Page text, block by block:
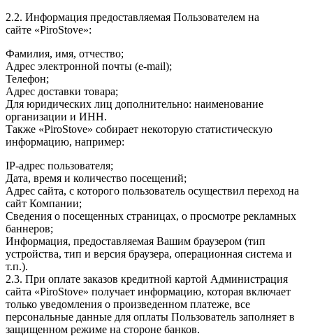
2.2. Информация предоставляемая Пользователем на
сайте «PiroStove»:
Фамилия, имя, отчество;
Адрес электронной почты (e-mail);
Телефон;
Адрес доставки товара;
Для юридических лиц дополнительно: наименование
организации и ИНН.
Также «PiroStove» собирает некоторую статистическую
информацию, например:
IP-адрес пользователя;
Дата, время и количество посещений;
Адрес сайта, с которого пользователь осуществил переход на
сайт Компании;
Сведения о посещенных страницах, о просмотре рекламных
баннеров;
Информация, предоставляемая Вашим браузером (тип
устройства, тип и версия браузера, операционная система и
т.п.).
2.3. При оплате заказов кредитной картой Администрация
сайта «PiroStove» получает информацию, которая включает
только уведомления о произведенном платеже, все
персональные данные для оплаты Пользователь заполняет в
защищенном режиме на стороне банков.